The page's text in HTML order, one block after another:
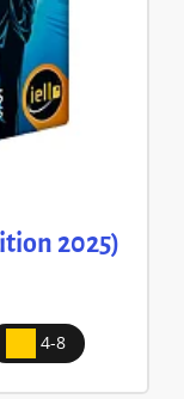
2025)
4-8